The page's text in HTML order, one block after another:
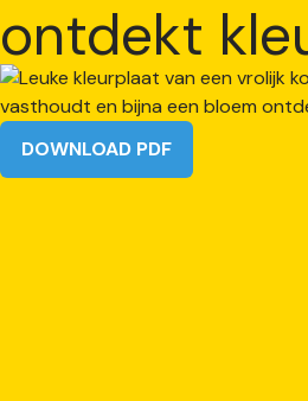
ontdekt
DOWNLOAD PDF